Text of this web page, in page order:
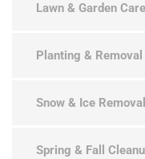
Lawn & Garden Care
Planting & Removal
Snow & Ice Removal
Spring & Fall